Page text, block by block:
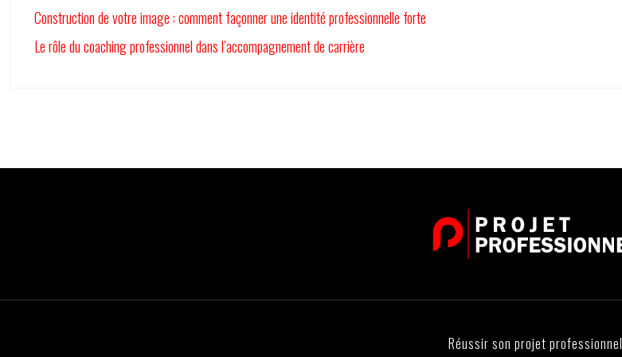
Construction de votre image : comment façonner une identité professionnelle forte
Le rôle du coaching professionnel dans l’accompagnement de carrière
Réussir son projet professionnel